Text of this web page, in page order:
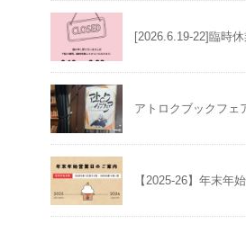
[2026.6.19-22]臨時
アトロクブックフェ
【2025-26】年末年